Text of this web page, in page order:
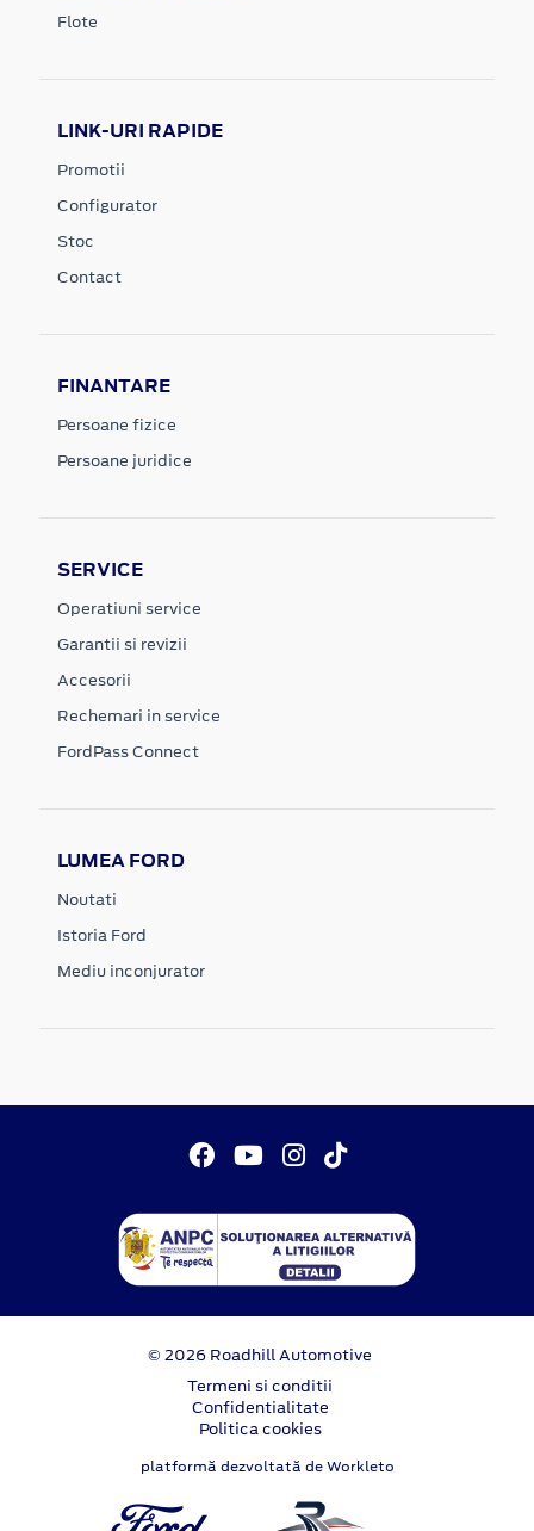
Flote
LINK-URI RAPIDE
Promotii
Configurator
Stoc
Contact
FINANTARE
Persoane fizice
Persoane juridice
SERVICE
Operatiuni service
Garantii si revizii
Accesorii
Rechemari in service
FordPass Connect
LUMEA FORD
Noutati
Istoria Ford
Mediu inconjurator
© 2026 Roadhill Automotive
Termeni si conditii
Confidentialitate
Politica cookies
platformă dezvoltată de Workleto